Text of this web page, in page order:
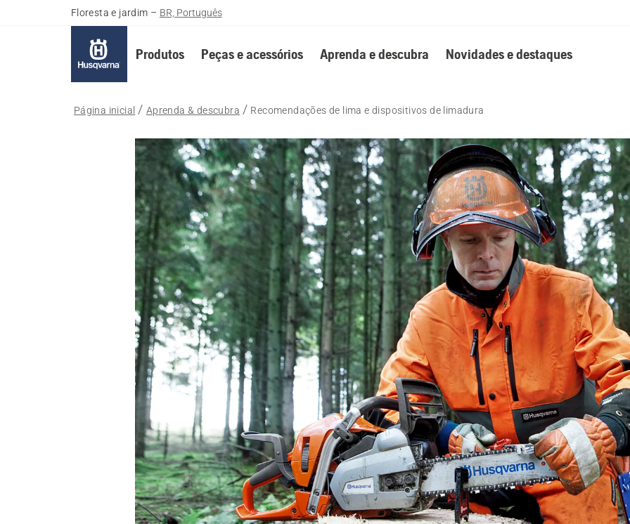
Floresta e jardim – BR, Português
Produtos Peças e acessórios Aprenda e descubra Novidades e destaques
Página inicial Aprenda & descubra Recomendações de lima e dispositivos de limadura